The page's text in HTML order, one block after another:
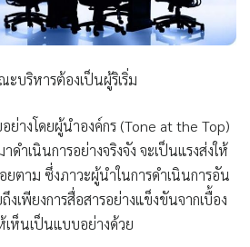
บริหารต้องเป็นผู้ริเริ่ม
างโดยผู้นำองค์กร (Tone at the Top)
ำเนินการอย่างจริงจัง จะเป็นแรงส่งให้
ยตาม ซึ่งภาวะผู้นำในการดำเนินการอัน
เพียงการสื่อสารอย่างแข็งขันจากเบื้อง
ห็นเป็นแบบอย่างด้วย